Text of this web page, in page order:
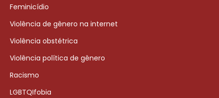
Feminicídio
Violência de gênero na internet
Violência obstétrica
Violência política de gênero
Racismo
LGBTQIfobia